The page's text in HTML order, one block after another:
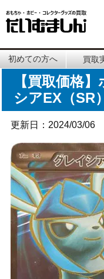
初めての方へ 買取
【買取価格
シアEX（SR
更新日：2024/03/06